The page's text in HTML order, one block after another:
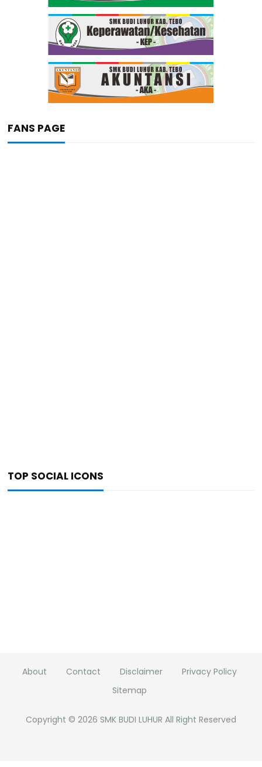
FANS PAGE
TOP SOCIAL ICONS
About Contact Disclaimer
Privacy Policy
Sitemap
Copyright © 2026 SMK BUDI LUHUR All Right Reserved